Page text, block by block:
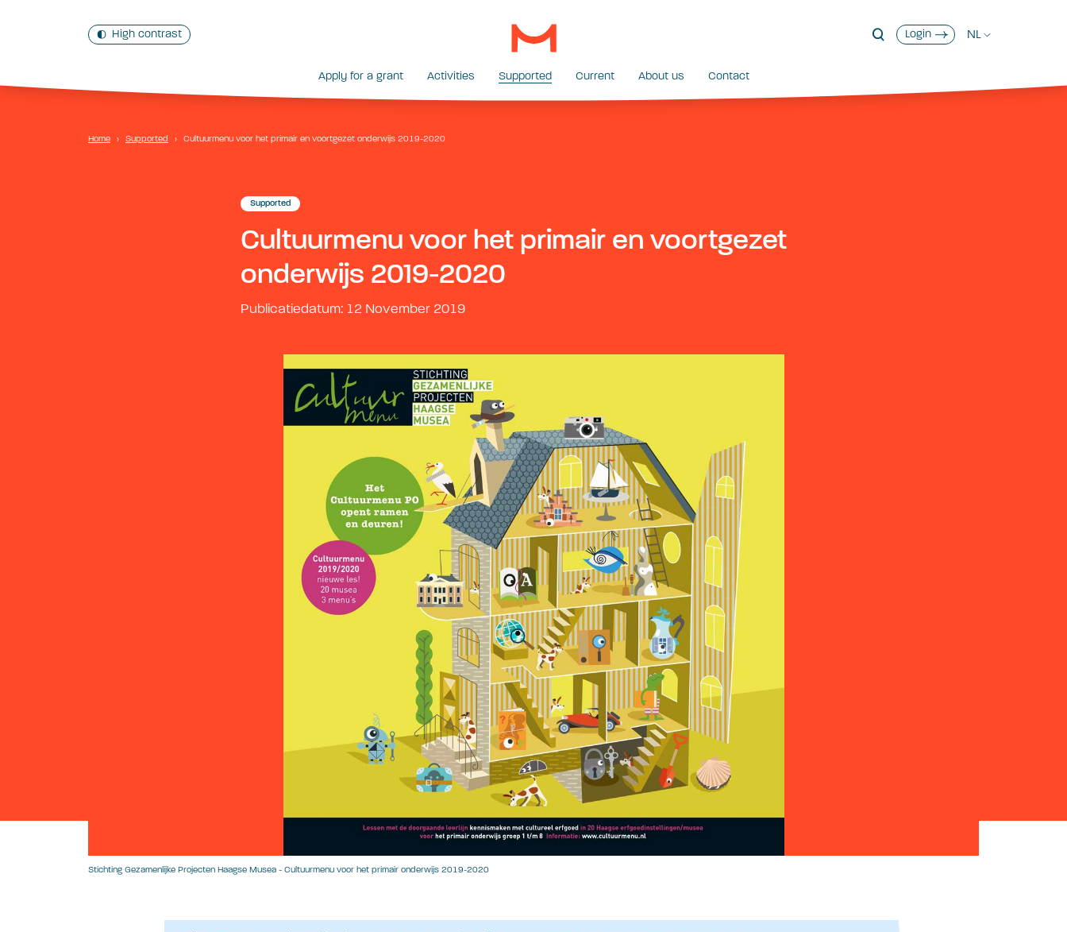
High contrast Login NL
Apply for a grant Activities Supported Current About us Contact
Home › Supported › Cultuurmenu voor het primair en voortgezet onderwijs 2019-2020
Supported
Cultuurmenu voor het primair en voortgezet
onderwijs 2019-2020
Publicatiedatum: 12 November 2019
Stichting Gezamenlijke Projecten Haagse Musea - Cultuurmenu voor het primair onderwijs 2019-2020